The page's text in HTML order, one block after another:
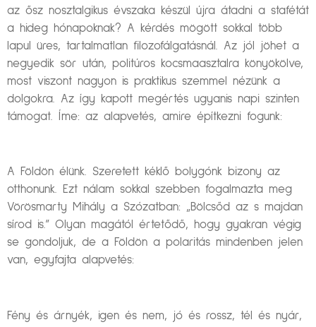
az ősz nosztalgikus évszaka készül újra átadni a stafétát
a hideg hónapoknak? A kérdés mögött sokkal több
lapul üres, tartalmatlan filozofálgatásnál. Az jól jöhet a
negyedik sör után, politúros kocsmaasztalra könyökölve,
most viszont nagyon is praktikus szemmel nézünk a
dolgokra. Az így kapott megértés ugyanis napi szinten
támogat. Íme: az alapvetés, amire építkezni fogunk:
A Földön élünk. Szeretett kéklő bolygónk bizony az
otthonunk. Ezt nálam sokkal szebben fogalmazta meg
Vörösmarty Mihály a Szózatban: „Bölcsőd az s majdan
sírod is.” Olyan magától értetődő, hogy gyakran végig
se gondoljuk, de a Földön a polaritás mindenben jelen
van, egyfajta alapvetés:
Fény és árnyék, igen és nem, jó és rossz, tél és nyár,